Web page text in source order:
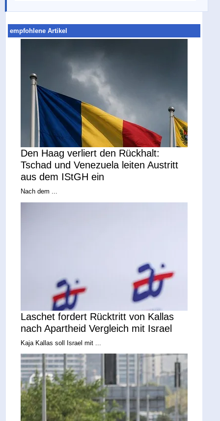
empfohlene Artikel
Den Haag verliert den Rückhalt:
Tschad und Venezuela leiten Austritt
aus dem IStGH ein
Nach dem ...
Laschet fordert Rücktritt von Kallas
nach Apartheid Vergleich mit Israel
Kaja Kallas soll Israel mit ...